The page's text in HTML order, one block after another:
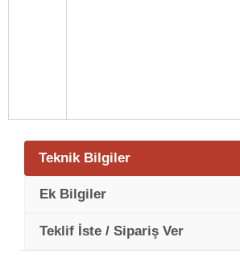
Teknik Bilgiler
Ek Bilgiler
Teklif İste / Sipariş Ver